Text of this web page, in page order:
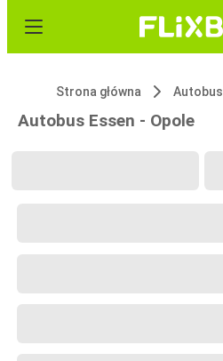
Strona główna Autobus
Autobus Essen - Opole